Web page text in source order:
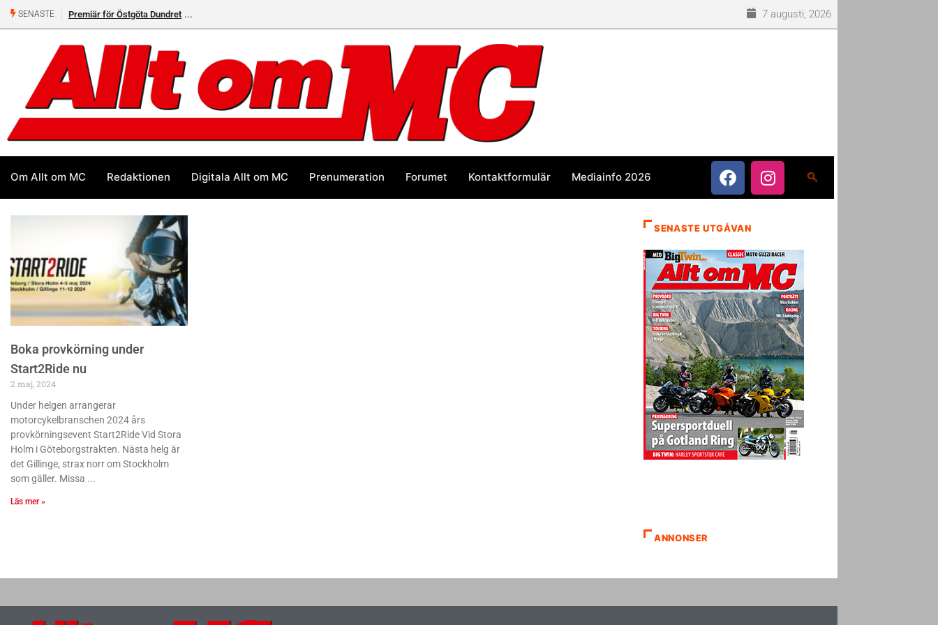
SENASTE Premiär för Östgöta Dundret 7 augusti, 2026
Om Allt om MC Redaktionen Digitala Allt om MC Prenumeration Forumet Kontaktformulär Mediainfo 2026
Boka provkörning under
Start2Ride nu
2 maj, 2024
Under helgen arrangerar
motorcykelbranschen 2024 års
provkörningsevent Start2Ride Vid Stora
Holm i Göteborgstrakten. Nästa helg är
det Gillinge, strax norr om Stockholm
som gäller. Missa
Läs mer »
SENASTE UTGÅVAN
ANNONSER